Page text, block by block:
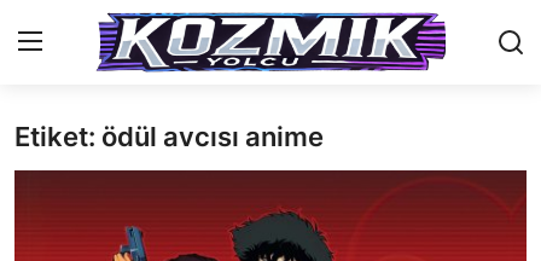
Anasayfa
Etiket: ödül avcısı anime